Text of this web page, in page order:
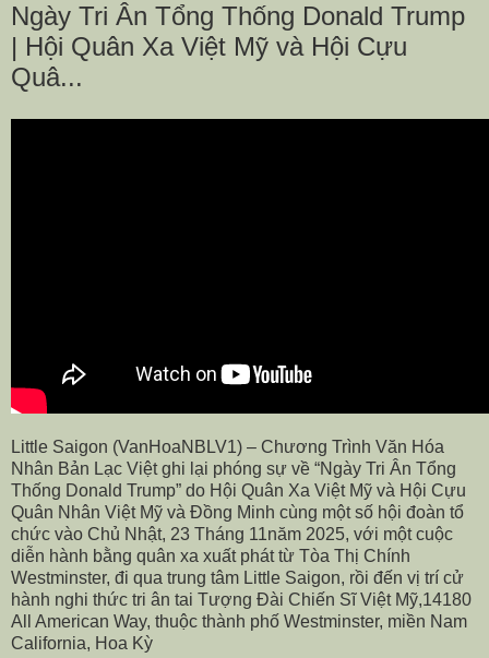
Ngày Tri Ân Tổng Thống Donald Trump
| Hội Quân Xa Việt Mỹ và Hội Cựu
Quâ...
Little Saigon (VanHoaNBLV1) – Chương Trình Văn Hóa
Nhân Bản Lạc Việt ghi lại phóng sự về “Ngày Tri Ân Tổng
Thống Donald Trump” do Hội Quân Xa Việt Mỹ và Hội Cựu
Quân Nhân Việt Mỹ và Đồng Minh cùng một số hội đoàn tổ
chức vào Chủ Nhật, 23 Tháng 11năm 2025, với một cuộc
diễn hành bằng quân xa xuất phát từ Tòa Thị Chính
Westminster, đi qua trung tâm Little Saigon, rồi đến vị trí cử
hành nghi thức tri ân tai Tượng Đài Chiến Sĩ Việt Mỹ,14180
All American Way, thuộc thành phố Westminster, miền Nam
California, Hoa Kỳ